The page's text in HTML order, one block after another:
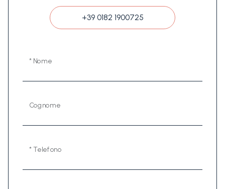
+39 0182 1900725
* Nome
Cognome
* Telefono